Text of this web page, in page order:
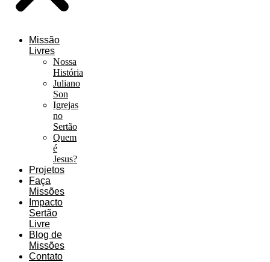
Missão
Livres
Nossa
História
Juliano
Son
Igrejas
no
Sertão
Quem
é
Jesus?
Projetos
Faça
Missões
Impacto
Sertão
Livre
Blog de
Missões
Contato